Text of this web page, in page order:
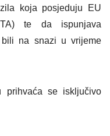
koja posjeduju EU
te da ispunjava
bili na snazi u vrijeme
se isključivo